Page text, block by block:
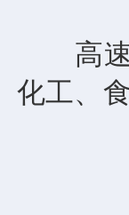
高速
化工、